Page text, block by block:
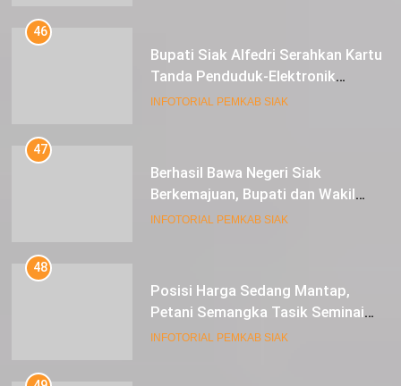
46
Bupati Siak Alfedri Serahkan Kartu
Tanda Penduduk-Elektronik
Kepada Pelajar SMK 1 Koto Gasib
INFOTORIAL PEMKAB SIAK
47
Berhasil Bawa Negeri Siak
Berkemajuan, Bupati dan Wakil
Bupati Siak Terima Gelar Adat
INFOTORIAL PEMKAB SIAK
48
Posisi Harga Sedang Mantap,
Petani Semangka Tasik Seminai
Raup Untung
INFOTORIAL PEMKAB SIAK